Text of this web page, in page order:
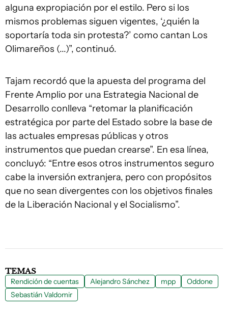
alguna expropiación por el estilo. Pero si los
mismos problemas siguen vigentes, ‘¿quién la
soportaría toda sin protesta?’ como cantan Los
Olimareños (...)”, continuó.
Tajam recordó que la apuesta del programa del
Frente Amplio por una Estrategia Nacional de
Desarrollo conlleva “retomar la planificación
estratégica por parte del Estado sobre la base de
las actuales empresas públicas y otros
instrumentos que puedan crearse”. En esa línea,
concluyó: “Entre esos otros instrumentos seguro
cabe la inversión extranjera, pero con propósitos
que no sean divergentes con los objetivos finales
de la Liberación Nacional y el Socialismo”.
TEMAS
Rendición de cuentas Alejandro Sánchez mpp
Oddone
Sebastián Valdomir